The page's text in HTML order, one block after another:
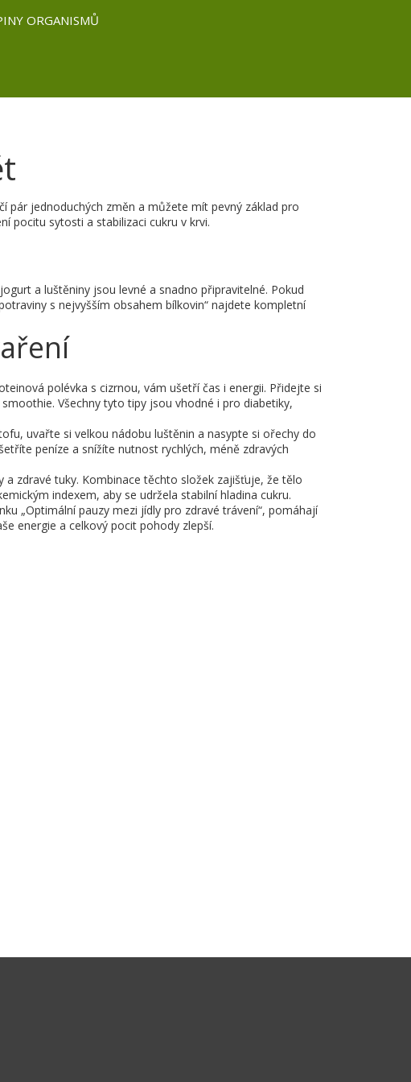
ORGANISMŮ
pár jednoduchých změn a můžete mít pevný základ pro
pocitu sytosti a stabilizaci cukru v krvi.
a luštěniny jsou levné a snadno připravitelné. Pokud
s nejvyšším obsahem bílkovin“ najdete kompletní
polévka s cizrnou, vám ušetří čas i energii. Přidejte si
Všechny tyto tipy jsou vhodné i pro diabetiky,
uvařte si velkou nádobu luštěnin a nasypte si ořechy do
peníze a snížíte nutnost rychlých, méně zdravých
zdravé tuky. Kombinace těchto složek zajišťuje, že tělo
indexem, aby se udržela stabilní hladina cukru.
„Optimální pauzy mezi jídly pro zdravé trávení“, pomáhají
energie a celkový pocit pohody zlepší.